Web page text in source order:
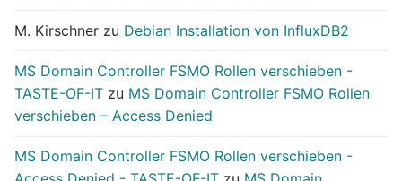
M. Kirschner zu Debian Installation von InfluxDB2
MS Domain Controller FSMO Rollen verschieben -
TASTE-OF-IT zu MS Domain Controller FSMO Rollen
verschieben – Access Denied
MS Domain Controller FSMO Rollen verschieben -